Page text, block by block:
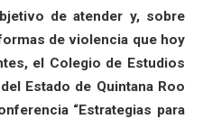
de atender y, sobre
de violencia que hoy
el Colegio de Estudios
Estado de Quintana Roo
“Estrategias para